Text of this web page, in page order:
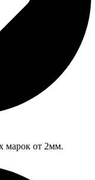
марок от 2мм.